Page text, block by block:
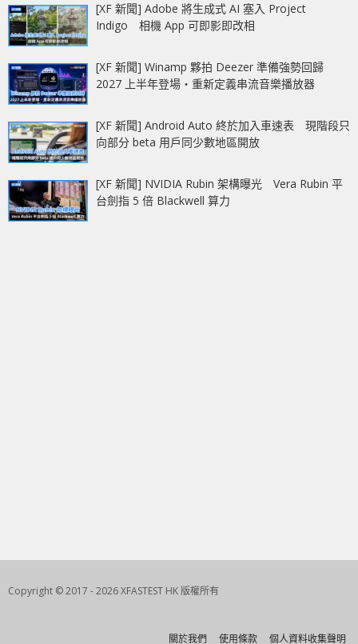
[XF 新聞] Adobe 將生成式 AI 塞入 Project
Indigo 相機 App 可即影即改相
[XF 新聞] Winamp 夥拍 Deezer 準備強勢回歸
2027 上半年登場‧重新定義串流音樂播放器
[XF 新聞] Android Auto 終於加入車速表 現階段只
向部分 beta 用戶同少數地區開放
[XF 新聞] NVIDIA Rubin 架構曝光 Vera Rubin 平
台劍指 5 倍 Blackwell 算力
Copyright © 2017 - 2026 XFASTEST HK 版權所有
關於我們 使用條款 個人資料收集聲明